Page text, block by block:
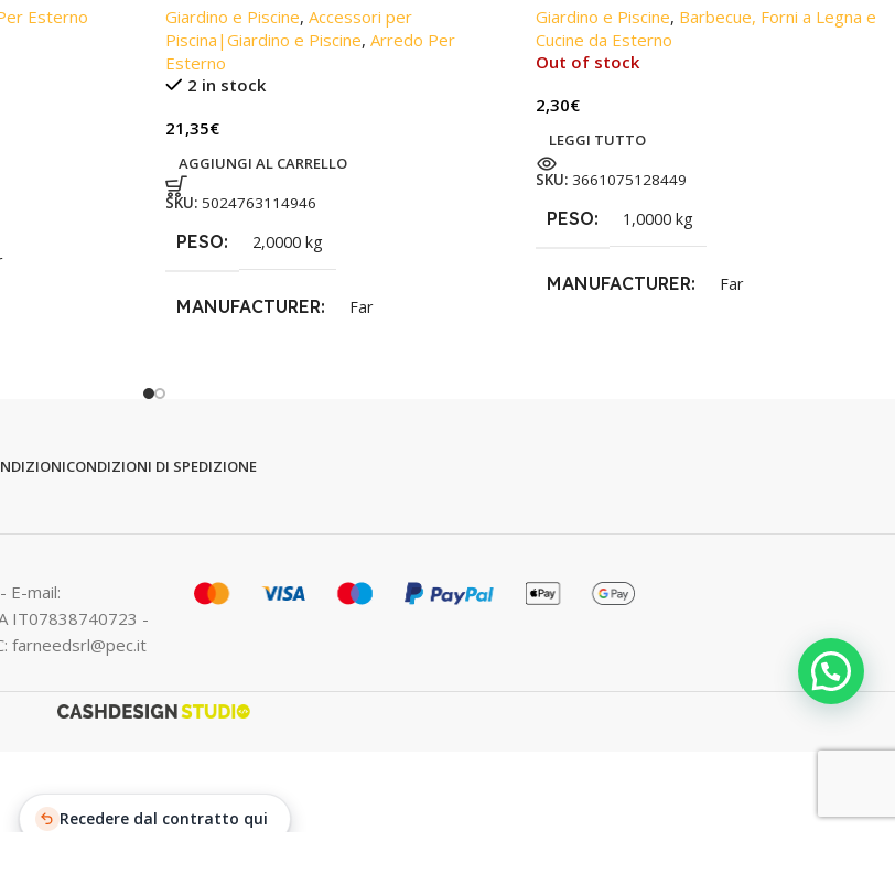
Esterno
Giardino e Piscine, Accessori per
Piscina|Giardino e Piscine, Arredo Per
Esterno
2 in stock
21,35€
AGGIUNGI AL CARRELLO
SKU: 5024763114946
PESO 2,0000 kg
MANUFACTURER Far
Giardino e Piscine, Barbecue, Forni a Legna e
Cucine da Esterno
Out of stock
2,30€
LEGGI TUTTO
SKU: 3661075128449
PESO 1,0000 kg
MANUFACTURER Far
CONDIZIONI DI SPEDIZIONE
- E-mail:
IT07838740723 -
farneedsrl@pec.it
Recedere dal contratto qui